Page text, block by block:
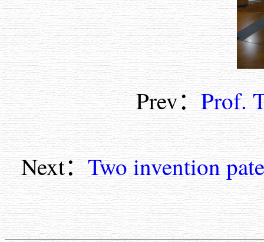
Prev：Prof.
Next：Two invention